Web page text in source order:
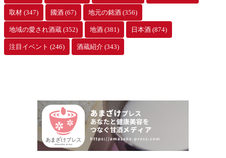
取材 (347) 國酒 (67) 地元の銘酒 (356)
地域の愛され酒蔵 (352) 地酒 (381) 日本酒 (874)
注目イベント (246) 酒蔵紹介 (343)